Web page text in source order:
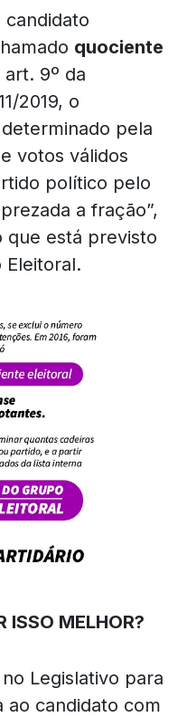
quociente
art. 9º da
2019, o
determinado pela
votos válidos
político pelo
a fração”,
que está previsto
Eleitoral.
ISSO MELHOR?
Legislativo para
ao candidato com